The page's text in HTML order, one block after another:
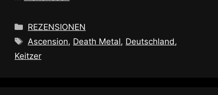
Kategorien
REZENSIONEN
Schlagwörter
Ascension, Death Metal, Deutschland,
Keitzer